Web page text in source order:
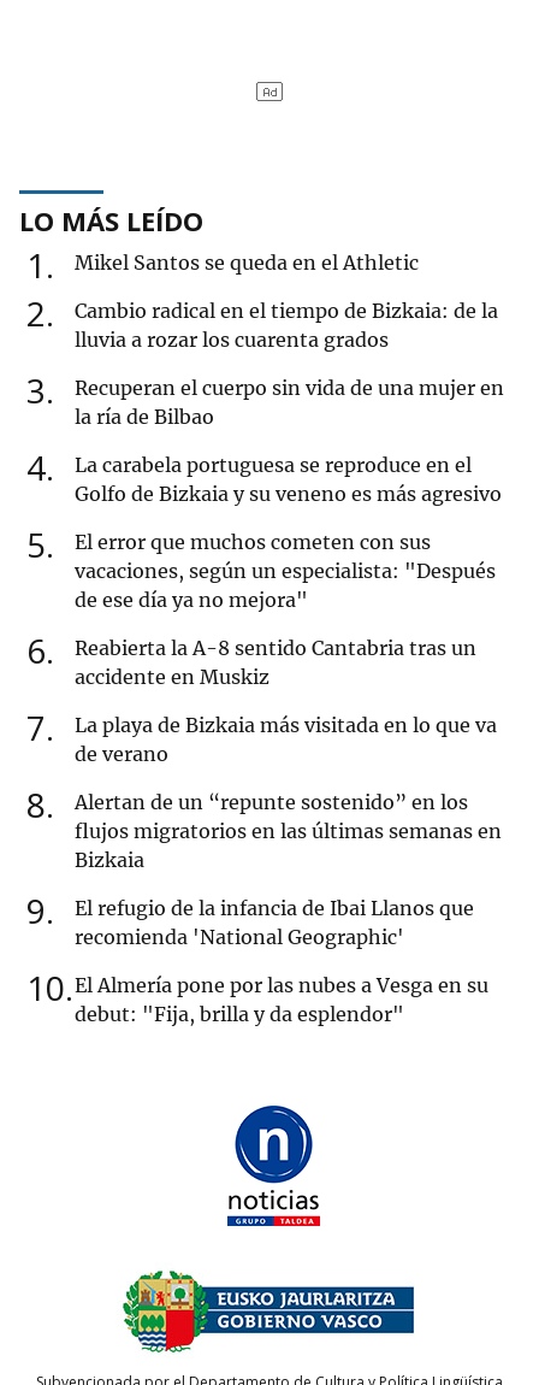
LO MÁS LEÍDO
1 Mikel Santos se queda en el Athletic
2
Cambio radical en el tiempo de Bizkaia: de la
lluvia a rozar los cuarenta grados
3
Recuperan el cuerpo sin vida de una mujer en
la ría de Bilbao
4
La carabela portuguesa se reproduce en el
Golfo de Bizkaia y su veneno es más agresivo
5
El error que muchos cometen con sus
vacaciones, según un especialista: "Después
de ese día ya no mejora"
6
Reabierta la A-8 sentido Cantabria tras un
accidente en Muskiz
7
La playa de Bizkaia más visitada en lo que va
de verano
8
Alertan de un “repunte sostenido” en los
flujos migratorios en las últimas semanas en
Bizkaia
9
El refugio de la infancia de Ibai Llanos que
recomienda 'National Geographic'
10 El Almería pone por las nubes a Vesga en su
debut: "Fija, brilla y da esplendor"